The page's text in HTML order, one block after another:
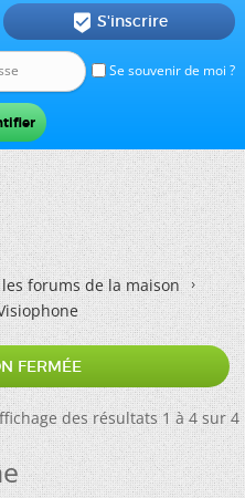
Se souvenir de moi ?
 S'inscrire
forums de la maison
FERMÉE
des résultats 1 à 4 sur 4